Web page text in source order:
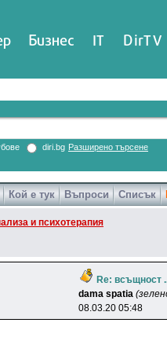
Бизнес IT DirTV
diri.bg Разширено търсене
Кой е тук Въпроси Списък
и психотерапия
Re: всъщност
dama spatia
08.03.20 05:48